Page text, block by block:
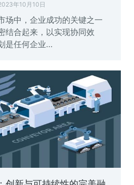
年10月10日
场中，企业成功的关键之一
结合起来，以实现协同效
是任何企业…